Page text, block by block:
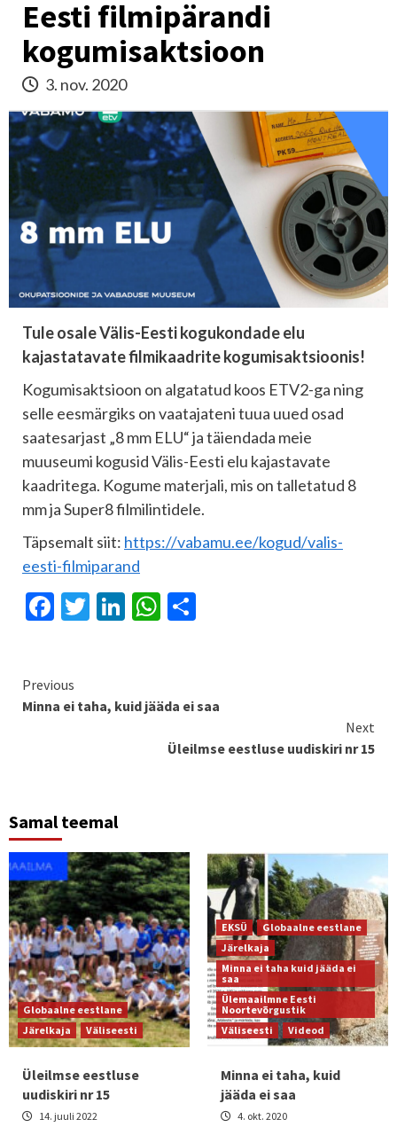
Eesti filmipärandi
kogumisaktsioon
3. nov. 2020
Tule osale Välis-Eesti kogukondade elu
kajastatavate filmikaadrite kogumisaktsioonis!
Kogumisaktsioon on algatatud koos ETV2-ga ning
selle eesmärgiks on vaatajateni tuua uued osad
saatesarjast „8 mm ELU“ ja täiendada meie
muuseumi kogusid Välis-Eesti elu kajastavate
kaadritega. Kogume materjali, mis on talletatud 8
mm ja Super8 filmilintidele.
Täpsemalt siit: https://vabamu.ee/kogud/valis-
eesti-filmiparand
Facebook
Twitter
LinkedIn
WhatsApp
Continue
Reading
Previous
Minna ei taha, kuid jääda ei saa
Next
Üleilmse eestluse uudiskiri nr 15
Samal teemal
Globaalne eestlane
Järelkaja
Väliseesti
Üleilmse eestluse
uudiskiri nr 15
14. juuli 2022
EKSÜ
Globaalne eestlane
Järelkaja
Minna ei taha kuid jääda ei
saa
Ülemaailmne Eesti
Noortevõrgustik
Väliseesti
Videod
Minna ei taha, kuid
jääda ei saa
4. okt. 2020